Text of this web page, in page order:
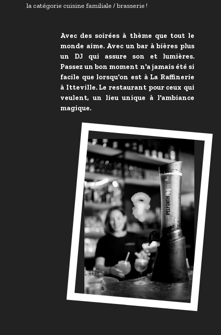
la catégorie cuisine familiale / brasserie !
Avec des soirées à thème que tout le
monde aime. Avec un bar à bières plus
un DJ qui assure son et lumières.
Passez un bon moment n'a jamais été si
facile que lorsqu'on est à La Raffinerie
à Itteville. Le restaurant pour ceux qui
veulent, un lieu unique à l'ambiance
magique.